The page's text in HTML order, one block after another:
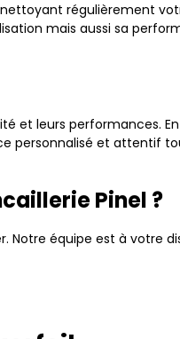
régulièrement
mais aussi sa
et leurs performances.
personnalisé et attentif
Pinel ?
Notre équipe est à votre